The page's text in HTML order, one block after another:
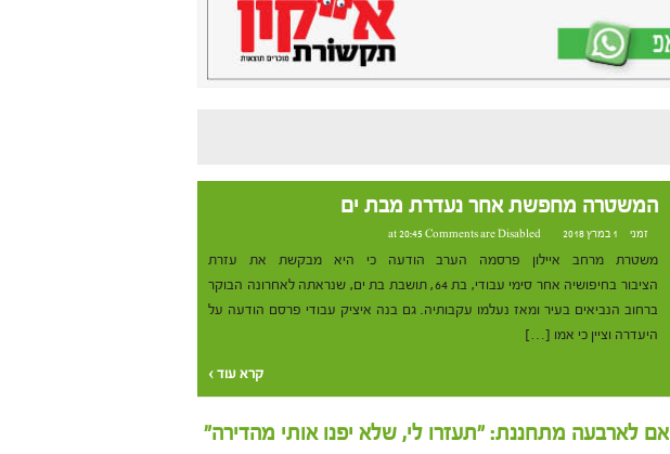
המשטרה מחפשת אחר נעדרת מבת ים
זמני 1 במרץ 2018 at 20:45 Comments are Disabled
משטרת מרחב איילון פרסמה הערב הודעה כי היא מבקשת את עזרת
הציבור בחיפושיה אחר סימי עבודי, בת 64, תושבת בת ים, שנראתה לאחרונה הבוקר
ברחוב הנביאים בעיר ומאז נעלמו עקבותיה. גם בנה איציק עבודי פרסם הודעה על
היעדרה וציין כי אמו […]
קרא עוד ›
אם לארבעה מתחננת: "תעזרו לי, שלא יפנו אותי מהדירה"